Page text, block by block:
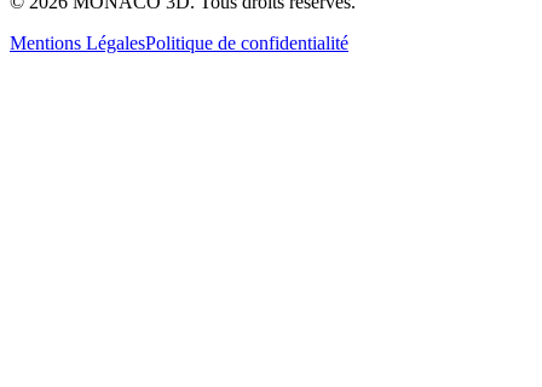
Mentions LégalesPolitique de confidentialité